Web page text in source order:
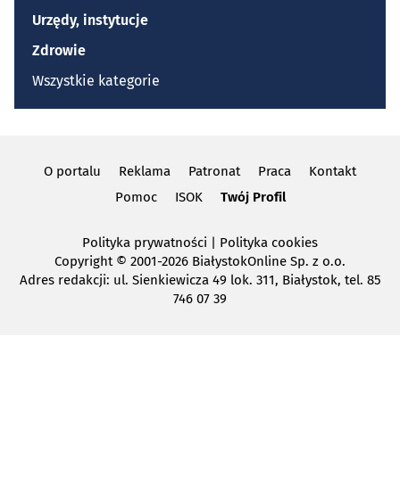
Urzędy, instytucje
Zdrowie
Wszystkie kategorie
O portalu Reklama Patronat Praca
Kontakt
Pomoc
ISOK Twój Profil
Polityka prywatności
Polityka cookies
Copyright© 2001-2026 BiałystokOnline Sp. z o.o.
Adres redakcji: ul. Sienkiewicza 49 lok. 311, Białystok, tel. 85
746 07 39